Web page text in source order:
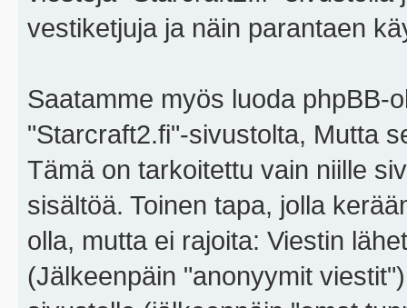
vestiketjuja ja näin parantaen
Saatamme myös luoda phpBB-
"Starcraft2.fi"-sivustolta, Mutta
Tämä on tarkoitettu vain niille
sisältöä. Toinen tapa, jolla
olla, mutta ei rajoita: Viestin
(Jälkeenpäin "anonyymit